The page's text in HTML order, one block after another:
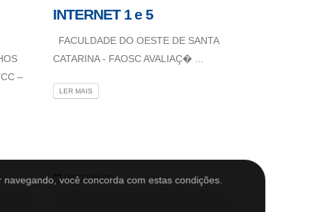
navegando, você concorda com estas condições.
–
INTERNET 1 e 5
FACULDADE DO OESTE DE SANTA
CATARINA - FAOSC AVALIAÇ� ...
LER MAIS
02/07/2022